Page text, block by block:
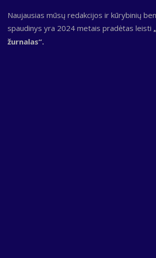
Naujausias mūsų redakcijos ir kūrybinių
spaudinys yra 2024 metais pradėtas leisti
žurnalas“.